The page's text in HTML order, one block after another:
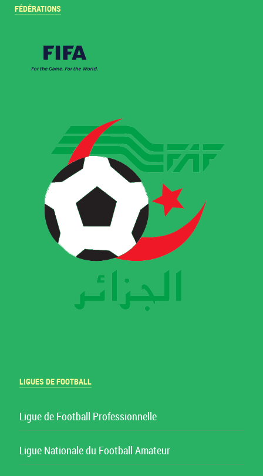
FÉDÉRATIONS
LIGUES DE FOOTBALL
Ligue de Football Professionnelle
Ligue Nationale du Football Amateur